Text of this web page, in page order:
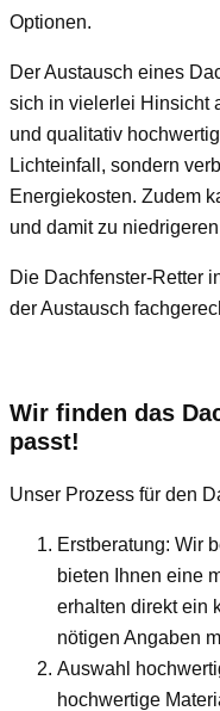
Optionen.
Der Austausch eines
sich in vielerlei Hinsicht
und qualitativ
Lichteinfall, sondern
Energiekosten. Zudem
und damit zu
Die Dachfenster-Retter
der Austausch
Wir finden das
passt!
Unser Prozess für den
Erstberatung: Wir
bieten Ihnen eine
erhalten direkt ein
nötigen Angaben
Auswahl
hochwertige